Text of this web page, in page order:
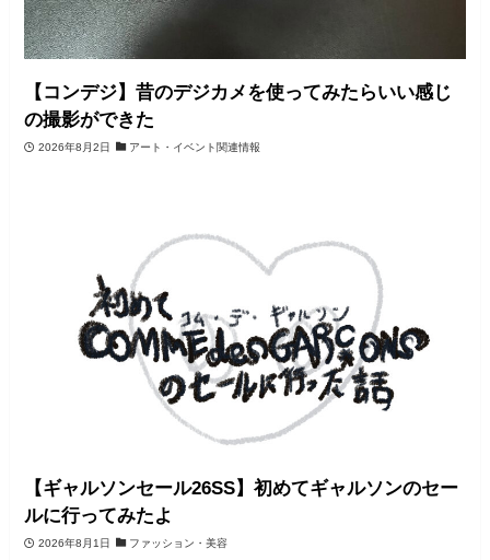
【コンデジ】昔のデジカメを使ってみたらいい感じ
の撮影ができた
2026年8月2日 アート・イベント関連情報
【ギャルソンセール26SS】初めてギャルソンのセー
ルに行ってみたよ
2026年8月1日 ファッション・美容